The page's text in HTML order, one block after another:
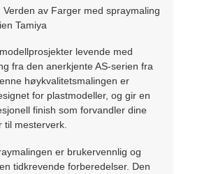
Verden av Farger med spraymaling
Tamiya
levende med
fra den anerkjente AS-serien fra
høykvalitetsmalingen er
for plastmodeller, og gir en
finish som forvandler dine
til mesterverk.
er brukervennlig og
tidkrevende forberedelser. Den